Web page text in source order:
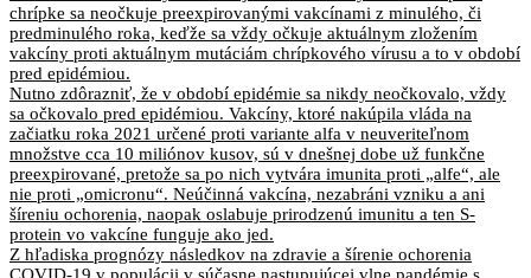
chrípke sa neočkuje preexpirovanými vakcínami z minulého, či
predminulého roka, keďže sa vždy očkuje aktuálnym zložením
vakcíny proti aktuálnym mutáciám chrípkového vírusu a to v období
pred epidémiou.
Nutno zdôrazniť, že v období epidémie sa nikdy neočkovalo, vždy
sa očkovalo pred epidémiou. Vakcíny, ktoré nakúpila vláda na
začiatku roka 2021 určené proti variante alfa v neuveriteľnom
množstve cca 10 miliónov kusov, sú v dnešnej dobe už funkčne
preexpirované, pretože sa po nich vytvára imunita proti „alfe“, ale
nie proti „omicronu“. Neúčinná vakcína, nezabráni vzniku a ani
šíreniu ochorenia, naopak oslabuje prirodzenú imunitu a ten S-
protein vo vakcíne funguje ako jed.
Z hľadiska prognózy následkov na zdravie a šírenie ochorenia